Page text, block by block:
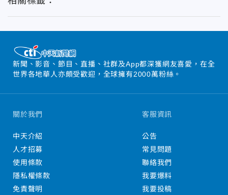
新聞、影音、節目、直播、社群及App都深獲網友喜愛，在全
世界各地華人亦頗受歡迎，全球擁有2000萬粉絲。
關於我們
中天介紹
人才招募
使用條款
隱私權條款
免責聲明
客服資訊
公告
常見問題
聯絡我們
我要爆料
我要投稿